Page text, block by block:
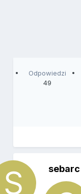
Odpowiedzi
49
sebarc